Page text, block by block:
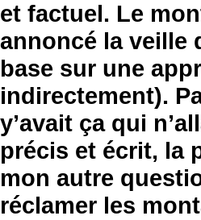
et factuel. Le
annoncé la veille
base sur une
indirectement).
y’avait ça qui
précis et écrit, la
mon autre
réclamer les